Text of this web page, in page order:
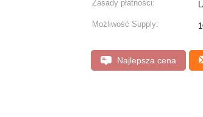
Zasady płatności:
Możliwość Supply:
Najlepsza cena